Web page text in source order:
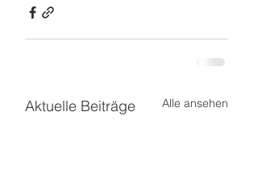
Aktuelle Beiträge Alle ansehen